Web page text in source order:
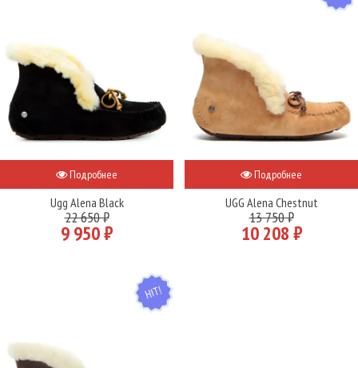
Подробнее
Ugg Alena Black
22 650 ₽
9 950 ₽
Подробнее
UGG Alena Chestnut
13 750 ₽
10 208 ₽
HIT